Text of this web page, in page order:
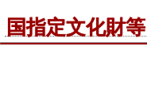
国指定文化財等